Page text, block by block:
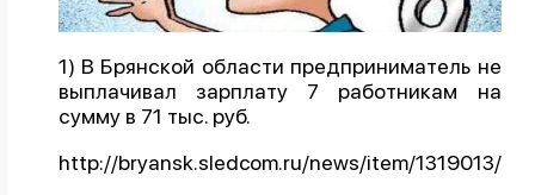
Предложить публикацию
Справочник
API
1) В Брянской области предприниматель не
выплачивал зарплату 7 работникам на
сумму в 71 тыс. руб.
http://bryansk.sledcom.ru/news/item/1319013/